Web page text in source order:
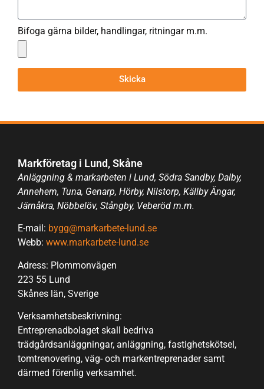
Bifoga gärna bilder, handlingar, ritningar m.m.
Skicka
Markföretag i Lund, Skåne
Anläggning & markarbeten i Lund, Södra Sandby, Dalby,
Annehem, Tuna, Genarp, Hörby, Nilstorp, Källby Ängar,
Järnåkra, Nöbbelöv, Stångby, Veberöd m.m.
E-mail: bygg@markarbete-lund.se
Webb: www.markarbete-lund.se
Adress: Plommonvägen
223 55 Lund
Skånes län, Sverige
Verksamhetsbeskrivning:
Entreprenadbolaget skall bedriva
trädgårdsanläggningar, anläggning, fastighetskötsel,
tomtrenovering, väg- och markentreprenader samt
därmed förenlig verksamhet.